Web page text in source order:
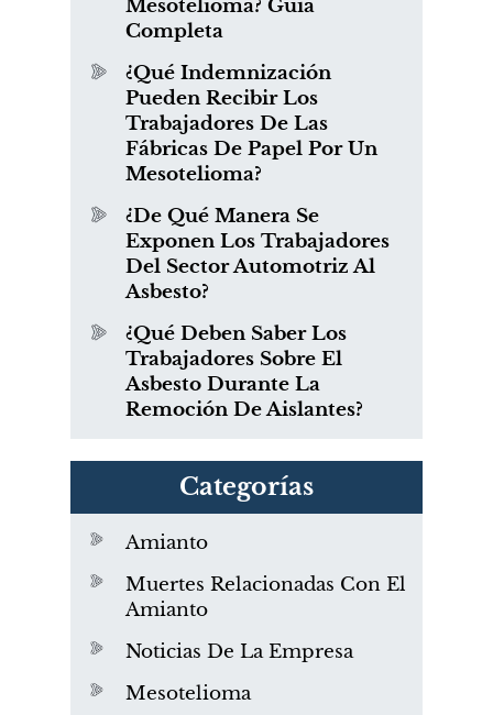
Mesotelioma? Guía
Completa
¿Qué Indemnización
Pueden Recibir Los
Trabajadores De Las
Fábricas De Papel Por Un
Mesotelioma?
¿De Qué Manera Se
Exponen Los Trabajadores
Del Sector Automotriz Al
Asbesto?
¿Qué Deben Saber Los
Trabajadores Sobre El
Asbesto Durante La
Remoción De Aislantes?
Categorías
Amianto
Muertes Relacionadas Con El
Amianto
Noticias De La Empresa
Mesotelioma